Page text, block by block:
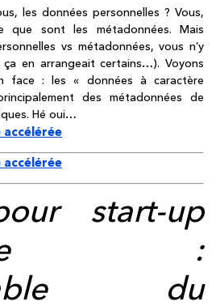
les données personnelles ? Vous,
que sont les métadonnées. Mais
vs métadonnées, vous n’y
en arrangeait certains…). Voyons
face : les « données à caractère
des métadonnées de
Hé oui…
start-up
:
du